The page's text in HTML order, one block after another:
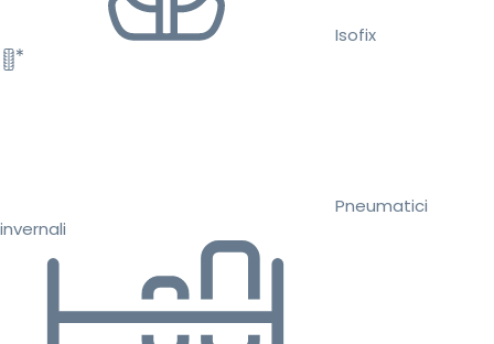
Isofix
Pneumatici
invernali